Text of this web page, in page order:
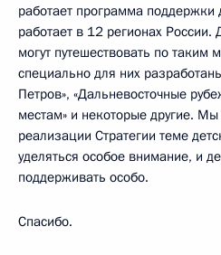
работает программа поддержки
работает в 12 регионах России.
могут путешествовать по таким
специально для них
Петров», «Дальневосточные
местам» и некоторые другие.
реализации Стратегии теме
уделяться особое внимание, и
поддерживать особо.
Спасибо.